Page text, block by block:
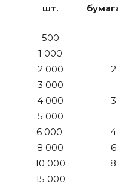
шт.
500
1 000
2 000
3 000
4 000
5 000
6 000
4
8 000
10 000
15 000